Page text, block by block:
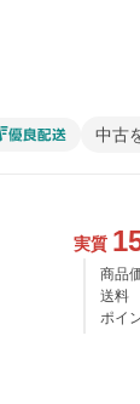
中古
実質
商品
送料
ポイ